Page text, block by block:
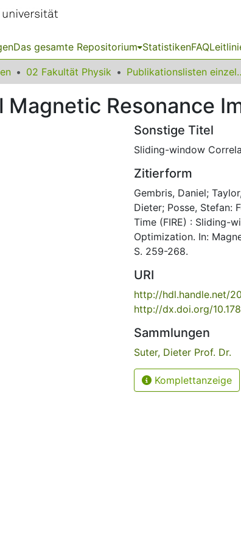
Das gesamte Repositorium StatistikenFAQ
02 Fakultät Physik
Magnetic Resonance
Sonstige Titel
Sliding-window
Zitierform
Gembris, Daniel;
Dieter; Posse, Stefan:
Time (FIRE) : Sliding-
Optimization. In:
S. 259-268.
URI
http://hdl.handle.net/
http://dx.doi.org/
Sammlungen
Suter, Dieter Prof. Dr.
Komplettanzeige